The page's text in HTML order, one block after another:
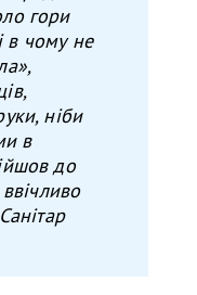
гори
в чому не
ніби
в
до